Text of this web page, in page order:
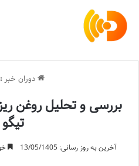
دوران خبر
بررسی و تحلیل روغن
تیگو ۷
آخرین به روز رسانی: 13/05/1405